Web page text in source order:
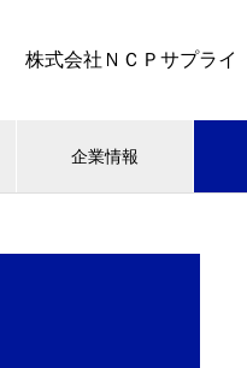
株式会社ＮＣＰサプライ
企業情報